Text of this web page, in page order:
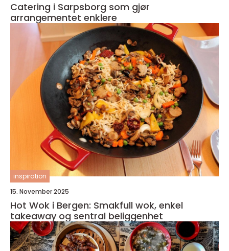
Catering i Sarpsborg som gjør
arrangementet enklere
inspiration
15. November 2025
Hot Wok i Bergen: Smakfull wok, enkel
takeaway og sentral beliggenhet